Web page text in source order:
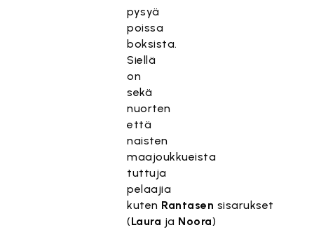
pysyä
poissa
boksista.
Siellä
on
sekä
nuorten
että
naisten
maajoukkueista
tuttuja
pelaajia
kuten Rantasen sisarukset
(Laura ja Noora)